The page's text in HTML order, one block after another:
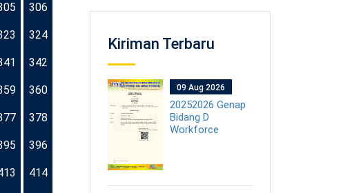
306
324
342
360
378
396
414
Kiriman Terbaru
09 Aug 2026
20252026 Genap
Bidang D
Workforce